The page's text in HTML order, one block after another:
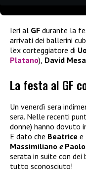
Ieri al GF durante la
arrivati dei ballerini
l’ex corteggiatore di
Platano), David
La festa al GF
Un venerdì sera
sera. Nelle recenti
donne) hanno dovuto
E dato che Beatrice e
Massimiliano e
serata in suite con dei
tutto sconosciuto!